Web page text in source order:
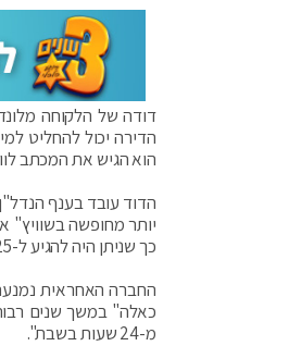
דודה של הלקוחה
הדירה יכול להחליט
הוא הגיש את המכתב
הדוד עובד בענף
כך שניתן היה להגיע ל-25 האנשים. כבר כמה פעמים שכרנו בתים דווקא מאותה חברה ואף פעם לא היה לנו בעיות כלשהן".
החברה האחראית
כאלה" במשך שנים
מ-24 שעות בשבת".